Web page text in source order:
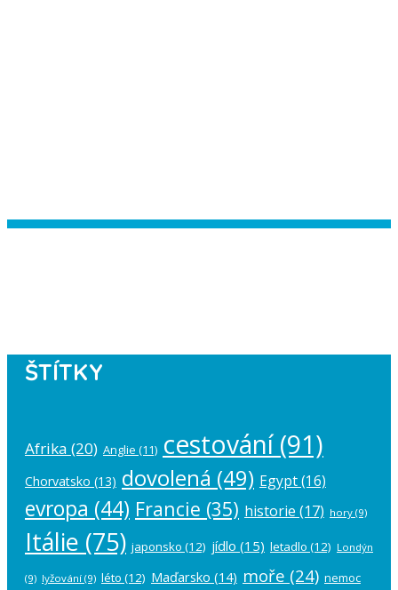
ŠTÍTKY
Afrika (20) Anglie (11) cestování(91)
Chorvatsko (13) dovolená (49) Egypt(16)
evropa (44) Francie (35) historie (17) hory (9)
Itálie (75) japonsko (12) jídlo (15) letadlo (12) Londýn
(9) lyžování (9) léto (12) Maďarsko (14) moře (24) nemoc